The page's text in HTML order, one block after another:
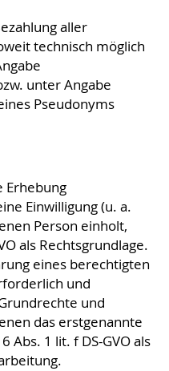
aller
technisch möglich
unter Angabe
Pseudonyms
Erhebung
Einwilligung (u. a.
Person einholt,
als Rechtsgrundlage.
eines berechtigten
und
und
das erstgenannte
Abs. 1 lit. f DS-GVO als